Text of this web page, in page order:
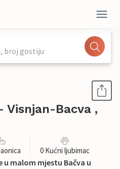
broj gostiju
Visnjan-Bacva ,
0 Kućni ljubimac
u malom mjestu Bačva u